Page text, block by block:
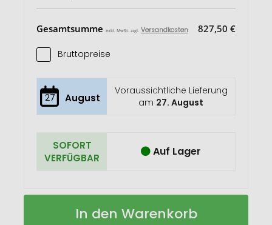
Gesamtsumme exkl. MwSt. zzgl. Versandkosten 827,50 €
Bruttopreise
27 August
Voraussichtliche Lieferung
am 27. August
SOFORT
VERFÜGBAR
Auf Lager
Naschgemüse
Auf
In den Warenkorb